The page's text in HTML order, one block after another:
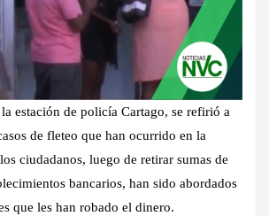
estación de policía Cartago, se refirió a
de fleteo que han ocurrido en la
ciudadanos, luego de retirar sumas de
bancarios, han sido abordados
que les han robado el dinero.